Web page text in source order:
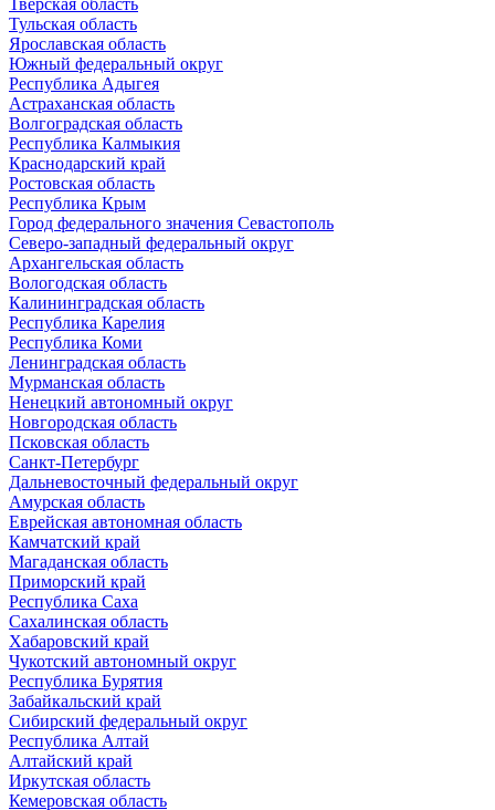
Тверская область
Тульская область
Ярославская область
Южный федеральный округ
Республика Адыгея
Астраханская область
Волгоградская область
Республика Калмыкия
Краснодарский край
Ростовская область
Республика Крым
Город федерального значения Севастополь
Северо-западный федеральный округ
Архангельская область
Вологодская область
Калининградская область
Республика Карелия
Республика Коми
Ленинградская область
Мурманская область
Ненецкий автономный округ
Новгородская область
Псковская область
Санкт-Петербург
Дальневосточный федеральный округ
Амурская область
Еврейская автономная область
Камчатский край
Магаданская область
Приморский край
Республика Саха
Сахалинская область
Хабаровский край
Чукотский автономный округ
Республика Бурятия
Забайкальский край
Сибирский федеральный округ
Республика Алтай
Алтайский край
Иркутская область
Кемеровская область